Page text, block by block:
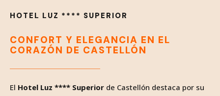
HOTEL LUZ **** SUPERIOR
CONFORT Y ELEGANCIA EN EL
CORAZÓN DE CASTELLÓN
El Hotel Luz **** Superior de Castellón destaca por su